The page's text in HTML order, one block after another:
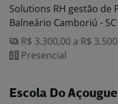
Solutions RH gestão de
Balneário Camboriú - SC
R$ 3.300,00 a R$
Presencial
Escola Do